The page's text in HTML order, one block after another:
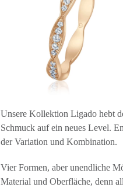
Unsere Kollektion Ligado hebt
Schmuck auf ein neues Level.
der Variation und Kombination.
Vier Formen, aber unendliche
Material und Oberfläche, denn